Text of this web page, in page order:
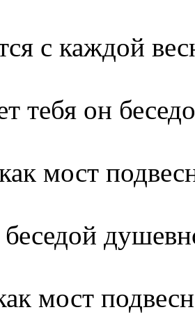
с каждой
тебя он
мост
беседой
мост